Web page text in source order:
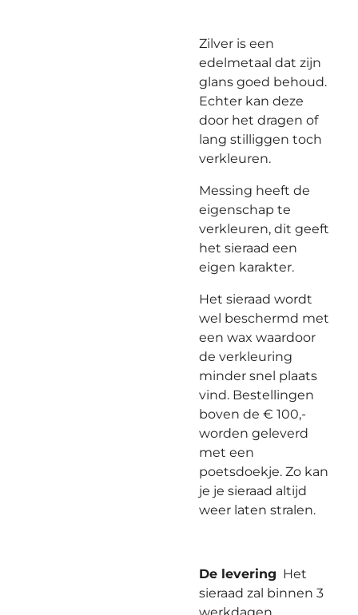
Zilver is een
edelmetaal dat zijn
glans goed behoud.
Echter kan deze
door het dragen of
lang stilliggen toch
verkleuren.
Messing heeft de
eigenschap te
verkleuren, dit geeft
het sieraad een
eigen karakter.
Het sieraad wordt
wel beschermd met
een wax waardoor
de verkleuring
minder snel plaats
vind. Bestellingen
boven de € 100,-
worden geleverd
met een
poetsdoekje. Zo kan
je je sieraad altijd
weer laten stralen.
De levering Het
sieraad zal binnen 3